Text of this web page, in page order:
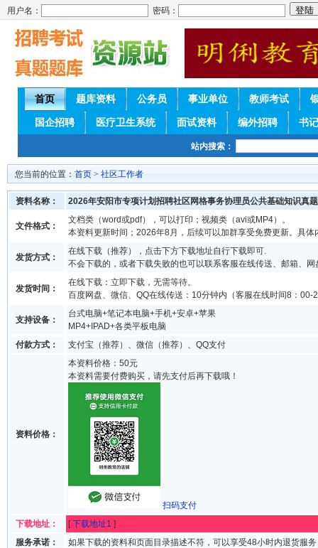
用户名： 密码：
首页 题库资料 公务员 事业单位 教师考试
国企招聘 医疗卫生系统 面试资料 编外招聘 书
站内搜索：
您当前的位置： 首页 > 社区工作者
资料名称： 2026年安阳市专项计划招聘社区网格事务协理员公共基础知识真题
文件格式：
文档类（word或pdf），可以打印；视频类（avi或MP4）。
本资料更新时间；2026年8月，后续可以加群享受免费更新。具体
发货方式：
在线下载（推荐），点击下方下载地址自行下载即可.
不会下载的，或者下载失败的也可以联系客服在线传送、邮箱、网
发货时间：
在线下载：立即下载，无需等待。
百度网盘、微信、QQ在线传送：10分钟内（客服在线时间8：00-
支持设备：
台式电脑+笔记本电脑+手机+安卓+苹果
MP4+IPAD+各类平板电脑
付款方式：
支付宝（推荐）、微信（推荐）、QQ支付
资料价格：
本资料价格：50元
本资料需要付费购买，请先支付后再下载哦！
扫码支付
下载地址：
[下载地址1 ]
服务承诺：
如果下载的资料和页面目录描述不符，可以享受48小时内退货服务